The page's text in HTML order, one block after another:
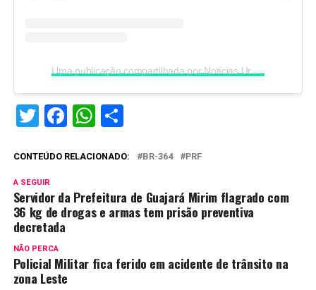
Uma publicação compartilhada por Notícias Urgentes (@noticiasurgentesro)
Twitter
Facebook
WhatsApp
Share
CONTEÚDO RELACIONADO: BR-364 PRF
A SEGUIR
Servidor da Prefeitura de Guajará Mirim flagrado com
36 kg de drogas e armas tem prisão preventiva
decretada
NÃO PERCA
Policial Militar fica ferido em acidente de trânsito na
zona Leste